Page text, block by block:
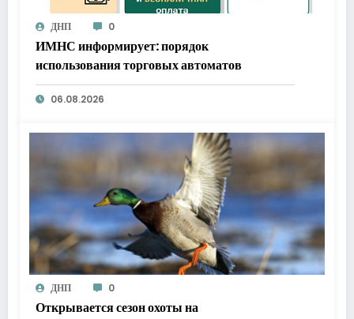
ДНП 0
ИМНС информирует: порядок
использования торговых автоматов
06.08.2026
ДНП 0
Открывается сезон охоты на